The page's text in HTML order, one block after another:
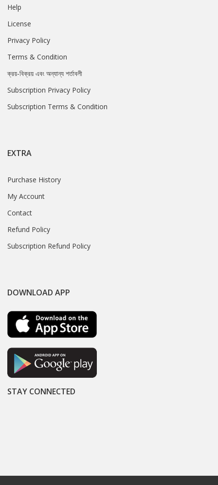
Help
License
Privacy Policy
Terms & Condition
ক্রয়-বিক্রয় এবং অন্যান্য শর্তাবলী
Subscription Privacy Policy
Subscription Terms & Condition
EXTRA
Purchase History
My Account
Contact
Refund Policy
Subscription Refund Policy
DOWNLOAD APP
STAY CONNECTED